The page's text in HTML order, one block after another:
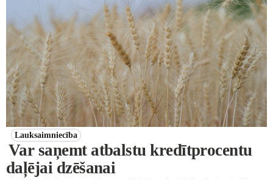
Lauksaimniecība
Var saņemt atbalstu kredītprocentu
daļējai dzēšanai